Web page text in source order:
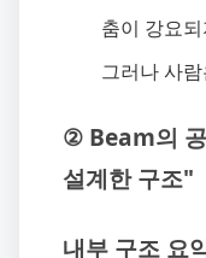
춤이 강요
그러나 사
② Beam의
설계한 구조"
내부 구조 요